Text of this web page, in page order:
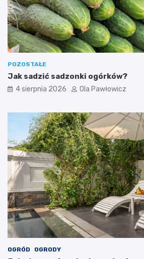
POZOSTAŁE
Jak sadzić sadzonki ogórków?
4 sierpnia 2026 Ola Pawłowicz
OGRÓD OGRODY